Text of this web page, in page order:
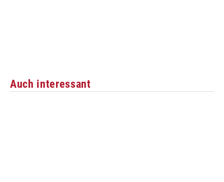
Auch interessant